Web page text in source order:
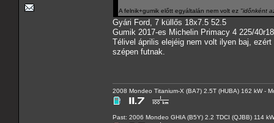
A felnik+gumik előtt egyáltalán nem volt ez "időnként
Gyári Ford, 7 küllős 18x7.5 52.5
Gumik 2017-es Michelin Primacy 4 225/40r18
Télivel április elejéig nem volt ilyen baj,
szépen futnak.
2008 Mondeo Titanium-X (BA7) 2.5T (HUBA) 162 kW -
Past: 2006 Mondeo GHIA (B5Y) 2.2 TDCI (QJBB) 114